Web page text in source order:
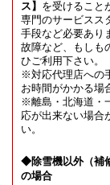
ス】 を受けること
専門のサービスス
手段など必要あり
故障など、もしも
ひご利用下さい。
※対応代理店への
お時間がかかる場
※離島・北海道・
応が出来ない場合
い。
◆除雪機以外（補
の場合